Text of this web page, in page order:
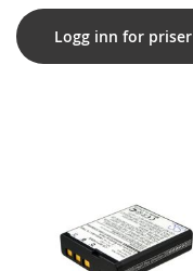
Logg inn for priser